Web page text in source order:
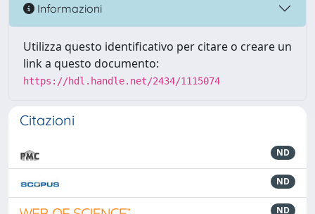
Informazioni
Utilizza questo identificativo per citare o creare un
link a questo documento:
https://hdl.handle.net/2434/1115074
Citazioni
ND
ND
ND